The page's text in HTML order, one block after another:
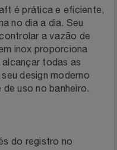
é prática e eficiente,
no dia a dia. Seu
a vazão de
inox proporciona
todas as
design moderno
uso no banheiro.
do registro no